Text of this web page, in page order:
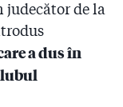
Dar ce s-a
nu e aici,
Arafat?!”
de la
a dus în